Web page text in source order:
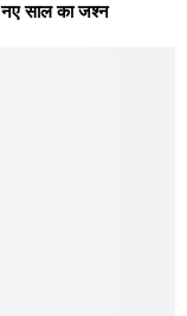
नए साल का जश्न